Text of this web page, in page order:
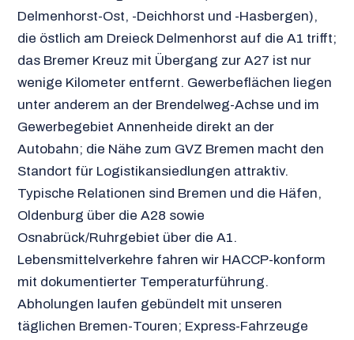
Delmenhorst-Ost, -Deichhorst und -Hasbergen),
die östlich am Dreieck Delmenhorst auf die A1 trifft;
das Bremer Kreuz mit Übergang zur A27 ist nur
wenige Kilometer entfernt. Gewerbeflächen liegen
unter anderem an der Brendelweg-Achse und im
Gewerbegebiet Annenheide direkt an der
Autobahn; die Nähe zum GVZ Bremen macht den
Standort für Logistikansiedlungen attraktiv.
Typische Relationen sind Bremen und die Häfen,
Oldenburg über die A28 sowie
Osnabrück/Ruhrgebiet über die A1.
Lebensmittelverkehre fahren wir HACCP-konform
mit dokumentierter Temperaturführung.
Abholungen laufen gebündelt mit unseren
täglichen Bremen-Touren; Express-Fahrzeuge